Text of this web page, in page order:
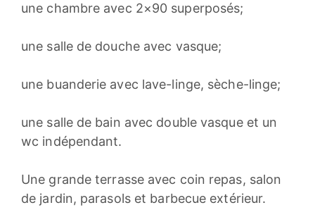
une chambre avec 2×90 superposés;
une salle de douche avec vasque;
une buanderie avec lave-linge, sèche-linge;
une salle de bain avec double vasque et un
wc indépendant.
Une grande terrasse avec coin repas, salon
de jardin, parasols et barbecue extérieur.